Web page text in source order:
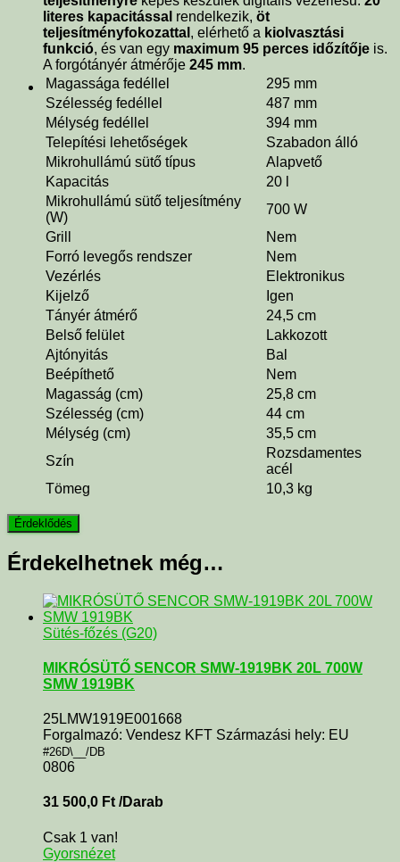
literes kapacitással rendelkezik, öt
teljesítményfokozattal , elérhető a kiolvasztási
funkció, és van egy maximum 95 perces időzítője is.
A forgótányér átmérője 245 mm.
Magassága fedéllel
295 mm
Szélesség fedéllel
487 mm
Mélység fedéllel
394 mm
Telepítési lehetőségek
Szabadon álló
Mikrohullámú sütő típus
Alapvető
Kapacitás
20 l
Mikrohullámú sütő teljesítmény
(W)
700 W
Grill
Nem
Forró levegős rendszer
Nem
Vezérlés
Elektronikus
Kijelző
Igen
Tányér átmérő
24,5 cm
Belső felület
Lakkozott
Ajtónyitás
Bal
Beépíthető
Nem
Magasság (cm)
25,8 cm
Szélesség (cm)
44 cm
Mélység (cm)
35,5 cm
Szín
Rozsdamentes
acél
Tömeg
10,3 kg
Érdekelhetnek még…
Sütés-főzés (G20)
MIKRÓSÜTŐ SENCOR SMW-1919BK 20L 700W
SMW 1919BK
25LMW1919E001668
Forgalmazó: Vendesz KFT Származási hely: EU
#26D\__/DB
0806
31 500,0 Ft /Darab
Csak 1 van!
Gyorsnézet